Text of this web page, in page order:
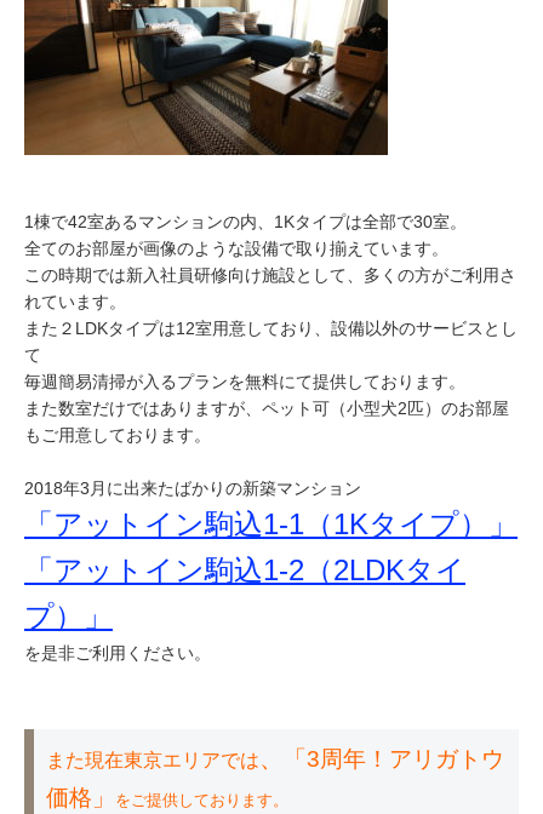
1棟で42室あるマンションの内、1Kタイプは全部で30室。
全てのお部屋が画像のような設備で取り揃えています。
この時期では新入社員研修向け施設として、多くの方がご利用さ
れています。
また２LDKタイプは12室用意しており、設備以外のサービスとし
て
毎週簡易清掃が入るプランを無料にて提供しております。
また数室だけではありますが、ペット可（小型犬2匹）のお部屋
もご用意しております。
2018年3月に出来たばかりの新築マンション
「アットイン駒込1-1（1Kタイプ）」
「アットイン駒込1-2（2LDKタイ
プ）」
を是非ご利用ください。
また現在東京エリアでは、
「3周年！アリガトウ
価格」
をご提供しております。